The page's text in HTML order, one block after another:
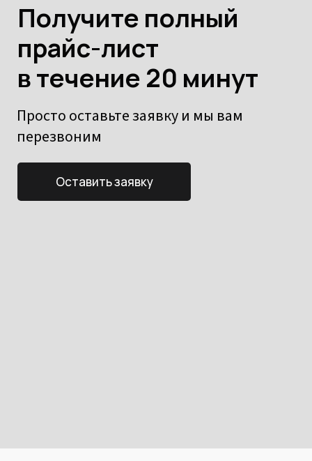
Оставить заявку
Просто оставьте заявку и мы вам
перезвоним
Получите полный
прайс-лист
в течение 20 минут